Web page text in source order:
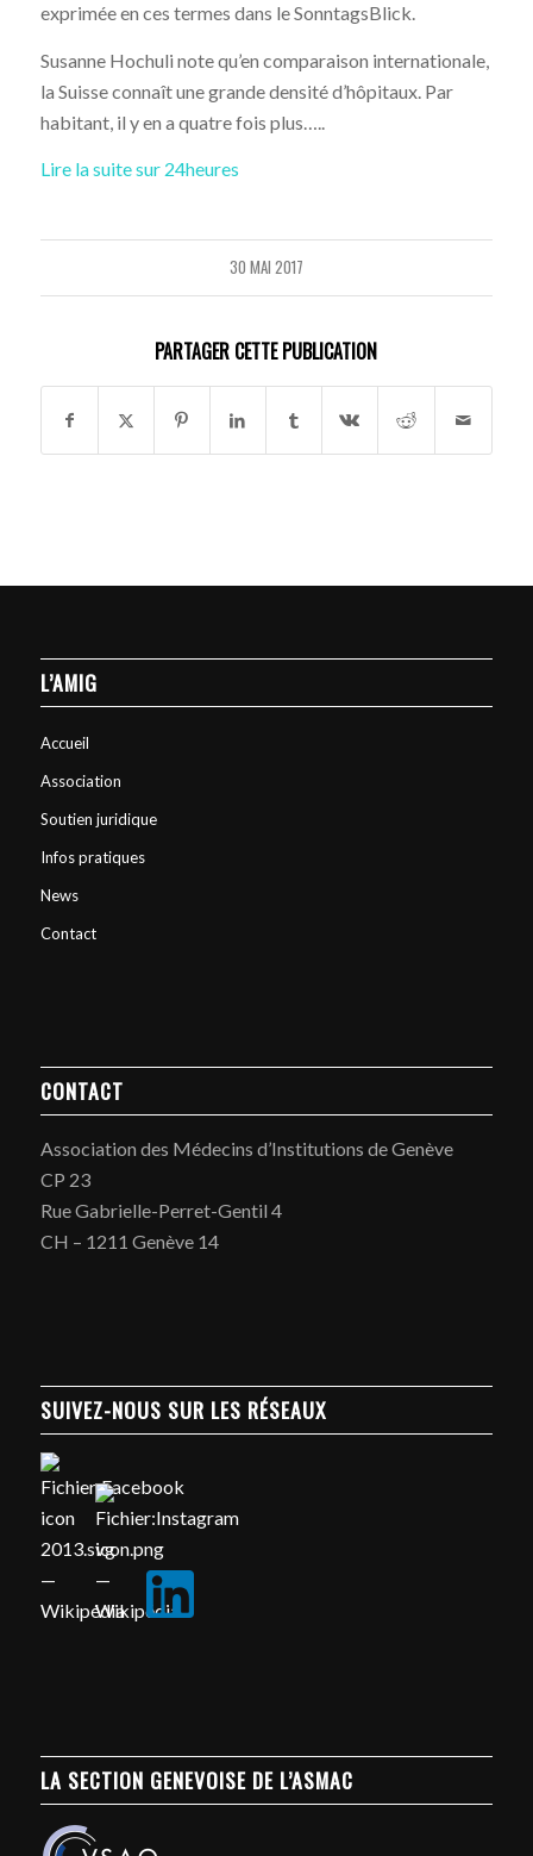
exprimée en ces termes dans leSonntagsBlick.
Susanne Hochuli note qu’en comparaison internationale,
la Suisse connaît une grande densité d’hôpitaux. Par
habitant, il y en a quatre fois plus…..
Lire la suite sur 24heures
30 MAI 2017
PARTAGER CETTE PUBLICATION
L’AMIG
Accueil
Association
Soutien juridique
Infos pratiques
News
Contact
CONTACT
Association des Médecins d’Institutions de Genève
CP 23
Rue Gabrielle-Perret-Gentil 4
CH – 1211 Genève 14
SUIVEZ-NOUS SUR LES RÉSEAUX
LA SECTION GENEVOISE DE L’ASMAC